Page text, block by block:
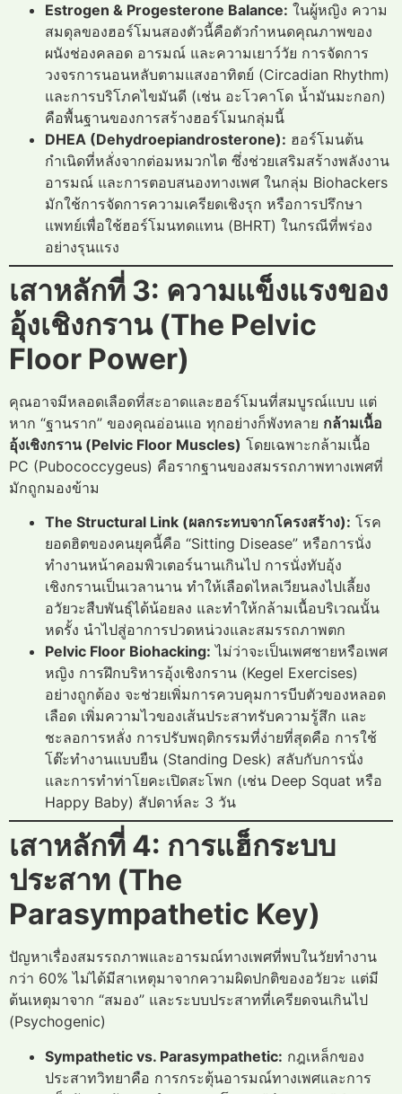
Estrogen & Progesterone Balance: ในผู้หญิง ความ
สมดุลของฮอร์โมนสองตัวนี้คือตัวกำหนดคุณภาพของ
ผนังช่องคลอด อารมณ์ และความเยาว์วัย การจัดการ
วงจรการนอนหลับตามแสงอาทิตย์ (Circadian Rhythm)
และการบริโภคไขมันดี (เช่น อะโวคาโด น้ำมันมะกอก)
คือพื้นฐานของการสร้างฮอร์โมนกลุ่มนี้
DHEA (Dehydroepiandrosterone): ฮอร์โมนต้น
กำเนิดที่หลั่งจากต่อมหมวกไต ซึ่งช่วยเสริมสร้างพลังงาน
อารมณ์ และการตอบสนองทางเพศ ในกลุ่ม Biohackers
มักใช้การจัดการความเครียดเชิงรุก หรือการปรึกษา
แพทย์เพื่อใช้ฮอร์โมนทดแทน (BHRT) ในกรณีที่พร่อง
อย่างรุนแรง
เสาหลักที่ 3: ความแข็งแรงของ
อุ้งเชิงกราน (The Pelvic
Floor Power)
คุณอาจมีหลอดเลือดที่สะอาดและฮอร์โมนที่สมบูรณ์แบบ แต่
หาก “ฐานราก” ของคุณอ่อนแอ ทุกอย่างก็พังทลาย กล้ามเนื้อ
อุ้งเชิงกราน (Pelvic Floor Muscles) โดยเฉพาะกล้ามเนื้อ
PC (Pubococcygeus) คือรากฐานของสมรรถภาพทางเพศที่
มักถูกมองข้าม
The Structural Link (ผลกระทบจากโครงสร้าง): โรค
ยอดฮิตของคนยุคนี้คือ “Sitting Disease” หรือการนั่ง
ทำงานหน้าคอมพิวเตอร์นานเกินไป การนั่งทับอุ้ง
เชิงกรานเป็นเวลานาน ทำให้เลือดไหลเวียนลงไปเลี้ยง
อวัยวะสืบพันธุ์ได้น้อยลง และทำให้กล้ามเนื้อบริเวณนั้น
หดรั้ง นำไปสู่อาการปวดหน่วงและสมรรถภาพตก
Pelvic Floor Biohacking: ไม่ว่าจะเป็นเพศชายหรือเพศ
หญิง การฝึกบริหารอุ้งเชิงกราน (Kegel Exercises)
อย่างถูกต้อง จะช่วยเพิ่มการควบคุมการบีบตัวของหลอด
เลือด เพิ่มความไวของเส้นประสาทรับความรู้สึก และ
ชะลอการหลั่ง การปรับพฤติกรรมที่ง่ายที่สุดคือ การใช้
โต๊ะทำงานแบบยืน (Standing Desk) สลับกับการนั่ง
และการทำท่าโยคะเปิดสะโพก (เช่น Deep Squat หรือ
Happy Baby) สัปดาห์ละ 3 วัน
เสาหลักที่ 4: การแฮ็กระบบ
ประสาท (The
Parasympathetic Key)
ปัญหาเรื่องสมรรถภาพและอารมณ์ทางเพศที่พบในวัยทำงาน
กว่า 60% ไม่ได้มีสาเหตุมาจากความผิดปกติของอวัยวะ แต่มี
ต้นเหตุมาจาก “สมอง” และระบบประสาทที่เครียดจนเกินไป
(Psychogenic)
Sympathetic vs. Parasympathetic: กฎเหล็กของ
ประสาทวิทยาคือ การกระตุ้นอารมณ์ทางเพศและการ